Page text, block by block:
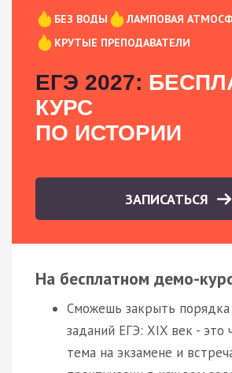
БЕЗ ВОДЫ
ЛАМПОВАЯ
КРУТЫЕ ПРЕПОДАВАТЕЛИ
ЕГЭ 2027:
КУРС
ПО ИСТОРИИ
ЗАПИСАТЬСЯ
На бесплатном демо-
Сможешь закрыть порядка
заданий ЕГЭ: XIX век - это
тема на экзамене и